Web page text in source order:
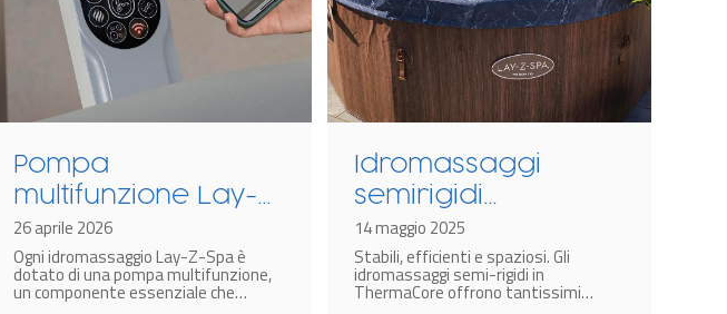
Pompa
multifunzione Lay-
Z-Spa: cos’è e come
funziona?
26 aprile 2026
Ogni idromassaggio Lay-Z-Spa è
dotato di una pompa multifunzione,
un componente essenziale che
Idromassaggi
semirigidi
ThermaCore: più
efficienza, più
risparmio!
14 maggio 2025
Stabili, efficienti e spaziosi. Gli
idromassaggi semi-rigidi in
ThermaCore offrono tantissimi